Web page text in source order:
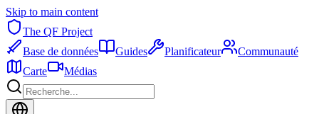
Skip to main content
The QF Project
Base de données
Guides Planificateur
Communauté
Carte
Médias